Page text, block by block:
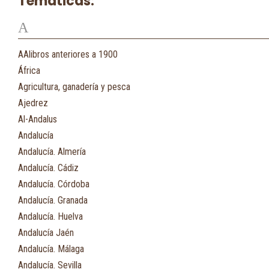
A
AAlibros anteriores a 1900
África
Agricultura, ganadería y pesca
Ajedrez
Al-Andalus
Andalucía
Andalucía. Almería
Andalucía. Cádiz
Andalucía. Córdoba
Andalucía. Granada
Andalucía. Huelva
Andalucía Jaén
Andalucía. Málaga
Andalucía. Sevilla